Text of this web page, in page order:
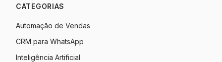
CATEGORIAS
Automação de Vendas
CRM para WhatsApp
Inteligência Artificial